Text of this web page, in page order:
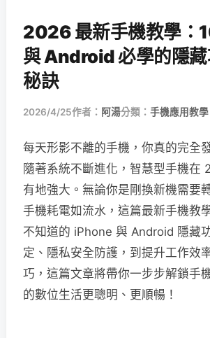
2026 最新手機教學：
與 Android 必學的隱
秘訣
2026/4/25作者： 阿湯分類： 手機應用教學
每天形影不離的手機，你真的完全
隨著系統不斷進化，智慧型手機在
有地強大。無論你是剛換新機需要
手機耗電如流水，這篇最新手機教
不知道的 iPhone 與 Android 隱藏
定、隱私安全防護，到提升工作效
巧，這篇文章將帶你一步步解鎖手
的數位生活更聰明、更順暢！